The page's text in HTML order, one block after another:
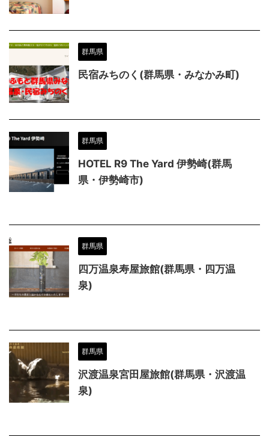
群馬県
民宿みちのく(群馬県・みなかみ町)
群馬県
HOTEL R9 The Yard 伊勢崎(群馬
県・伊勢崎市)
群馬県
四万温泉寿屋旅館(群馬県・四万温
泉)
群馬県
沢渡温泉宮田屋旅館(群馬県・沢渡温
泉)